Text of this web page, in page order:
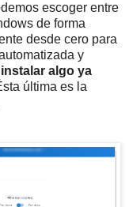
escoger entre
de forma
desde cero para
y
algo ya
última es la